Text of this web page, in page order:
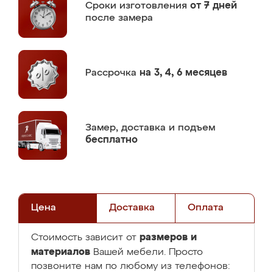
Сроки изготовления от 7 дней
после замера
Рассрочка на 3, 4, 6 месяцев
Замер, доставка и подъем
бесплатно
Цена Доставка Оплата
Стоимость зависит от размеров и
материалов Вашей мебели. Просто
позвоните нам по любому из телефонов: